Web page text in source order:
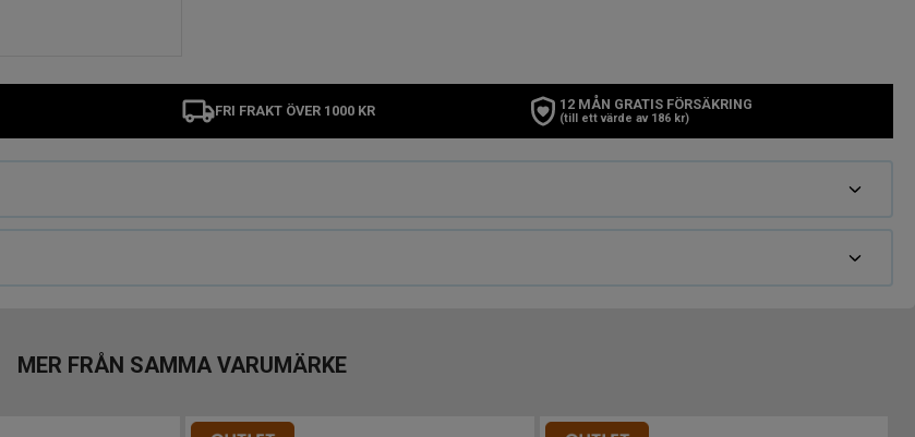
FRI FRAKT ÖVER 1000 KR 12 MÅN GRATIS FÖRSÄKRING
(till ett värde av 186 kr)
MER FRÅN SAMMA VARUMÄRKE